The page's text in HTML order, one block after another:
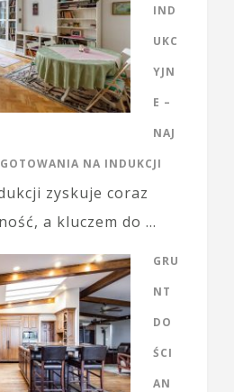
IND
UKC
YJN
E –
NAJ
NA INDUKCJI
zyskuje coraz
a kluczem do …
GRU
NT
DO
ŚCI
AN